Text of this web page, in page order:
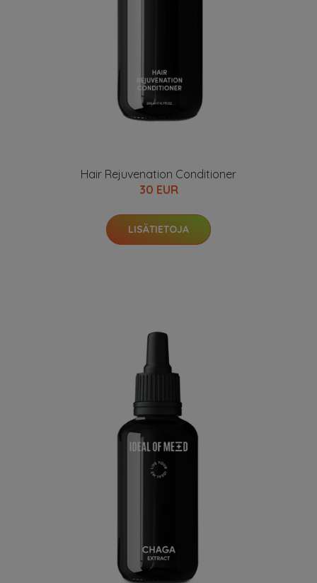
Hair Rejuvenation Conditioner
30 EUR
LISÄTIETOJA